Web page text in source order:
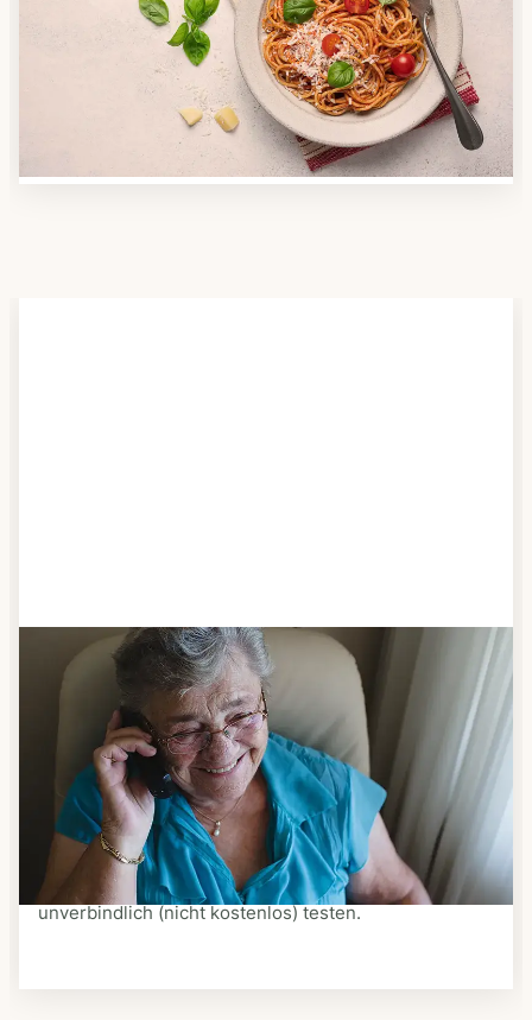
Nutzen Sie unsere große Mahlzeiten-Dienst-Suche,
um herauszufinden, welche Anbieter es in Ihrer
Region gibt und welcher am besten zu Ihnen passt.
Verschaffen Sie sich auch einen Überblick über die
Essen auf Rädern-Kosten.
Schritt 3
Bestellen & liefern lassen
Suchen Sie sich aus dem Speiseplan Ihres Anbieters
aus, was Ihnen schmeckt. Bestellen Sie telefonisch,
schriftlich oder im Online-Shop Ihres Anbieters.
Ein Kurier liefert Ihnen das bestellte Essen zum
vereinbarten Zeitpunkt nach Hause. Bei vielen
Anbietern können Sie Essen auf Rädern auch
unverbindlich (nicht kostenlos) testen.